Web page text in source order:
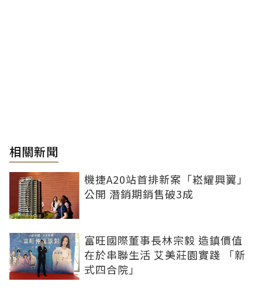
相關新聞
機捷A20站首排新案「崧耀興翼」
公開 潛銷期銷售破3成
富旺國際董事長林宗毅 造鎮價值
在於串聯生活 艾美莊園實踐 「新
式四合院」